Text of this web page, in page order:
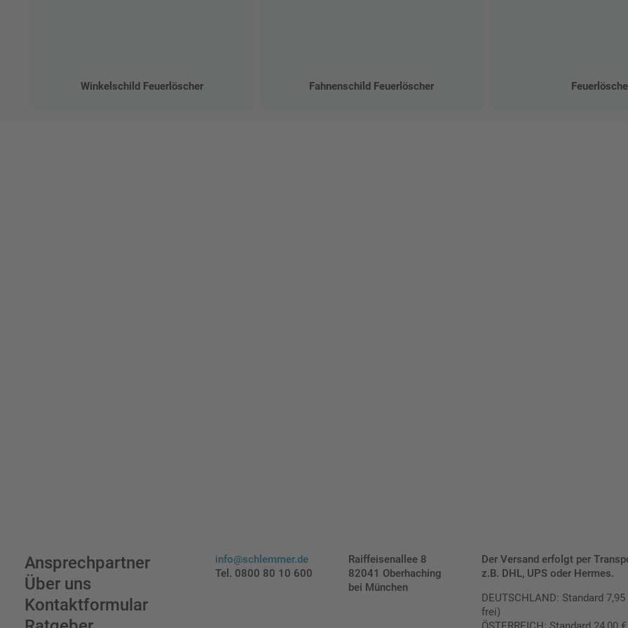
Winkelschild Feuerlöscher Fahnenschild Feuerlöscher
Ansprechpartner
Über uns
Kontaktformular
info@schlemmer.de
Tel. 0800 80 10 600
Raiffeisenallee 8
82041 Oberhaching
bei München
Der Versand erfolgt per
z.B. DHL, UPS oder Hermes.
DEUTSCHLAND: Standard
frei)